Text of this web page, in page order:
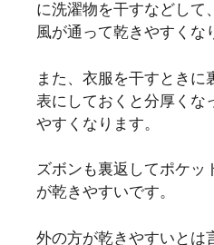
に洗濯物を干すなどして
風が通って乾きやすくな
また、衣服を干すときに
表にしておくと分厚くな
やすくなります。
ズボンも裏返してポケッ
が乾きやすいです。
外の方が乾きやすいとは